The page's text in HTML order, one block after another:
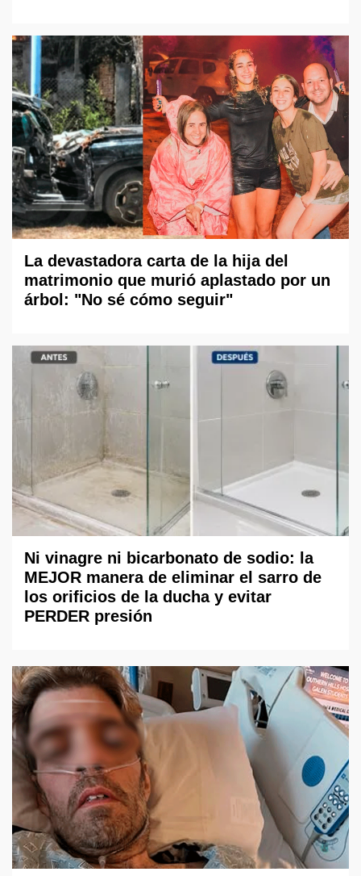
La devastadora carta de la hija del
matrimonio que murió aplastado por un
árbol: "No sé cómo seguir"
Ni vinagre ni bicarbonato de sodio: la
MEJOR manera de eliminar el sarro de
los orificios de la ducha y evitar
PERDER presión